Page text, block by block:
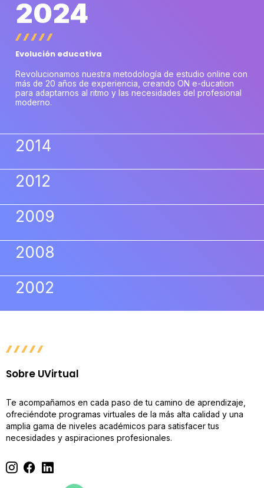
2024
Evolución educativa
Revolucionamos nuestra metodología de estudio online con
más de 20 años de experiencia, creando ON e-ducation
para adaptarnos al ritmo y las necesidades del profesional
moderno.
2014
2012
2009
2008
2002
Sobre UVirtual
Te acompañamos en cada paso de tu camino de aprendizaje,
ofreciéndote programas virtuales de la más alta calidad y una
amplia gama de niveles académicos para satisfacer tus
necesidades y aspiraciones profesionales.